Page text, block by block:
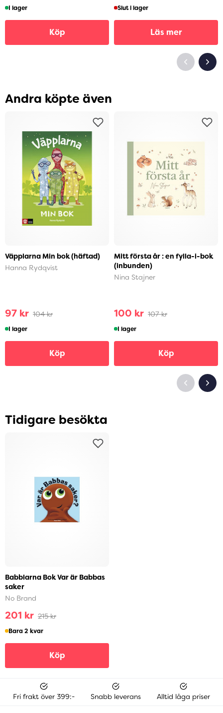
I lager
Köp
Slut i lager
Läs mer
Andra köpte även
Väpplarna Min bok (häftad)
Hanna Rydqvist
97 kr 104 kr
I lager
Köp
Mitt första år : en fylla-i-bok
(inbunden)
Nina Stajner
100 kr 107 kr
I lager
Köp
Tidigare besökta
Babblarna Bok Var är Babbas
saker
No Brand
201 kr 215 kr
Bara 2 kvar
Köp
Fri frakt över 399:- Snabb leverans Alltid låga priser